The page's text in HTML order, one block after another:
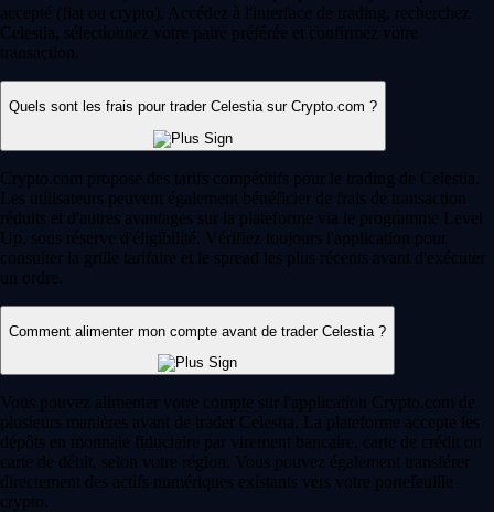
accepté (fiat ou crypto). Accédez à l'interface de trading, recherchez
Celestia, sélectionnez votre paire préférée et confirmez votre
transaction.
Quels sont les frais pour trader Celestia sur Crypto.com ?
Crypto.com propose des tarifs compétitifs pour le trading de Celestia.
Les utilisateurs peuvent également bénéficier de frais de transaction
réduits et d'autres avantages sur la plateforme via le programme Level
Up, sous réserve d'éligibilité. Vérifiez toujours l'application pour
consulter la grille tarifaire et le spread les plus récents avant d'exécuter
un ordre.
Comment alimenter mon compte avant de trader Celestia ?
Vous pouvez alimenter votre compte sur l'application Crypto.com de
plusieurs manières avant de trader Celestia. La plateforme accepte les
dépôts en monnaie fiduciaire par virement bancaire, carte de crédit ou
carte de débit, selon votre région. Vous pouvez également transférer
directement des actifs numériques existants vers votre portefeuille
crypto.